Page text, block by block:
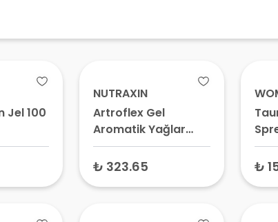
Jel 100
NUTRAXIN
Artroflex Gel
Aromatik Yağlar
İçeren Masaj Jeli 100
ml
₺ 323.65
20
₺